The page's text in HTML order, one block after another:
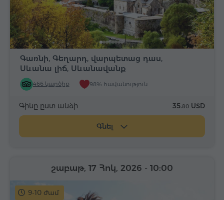
Գառնի, Գեղարդ, վարպետաց դաս,
Սևանա լիճ, Սևանավանք
466 կարծիք 98% հավանություն
Գինը ըստ անձի 35.80 USD
Գնել
9-10 ժամ
շաբաթ, 17 Հոկ, 2026 - 10:00